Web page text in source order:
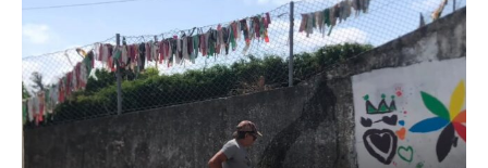
Planos de Assinatura
Faça-se assinante do Região de Cister e ajude-nos a manter este serviço